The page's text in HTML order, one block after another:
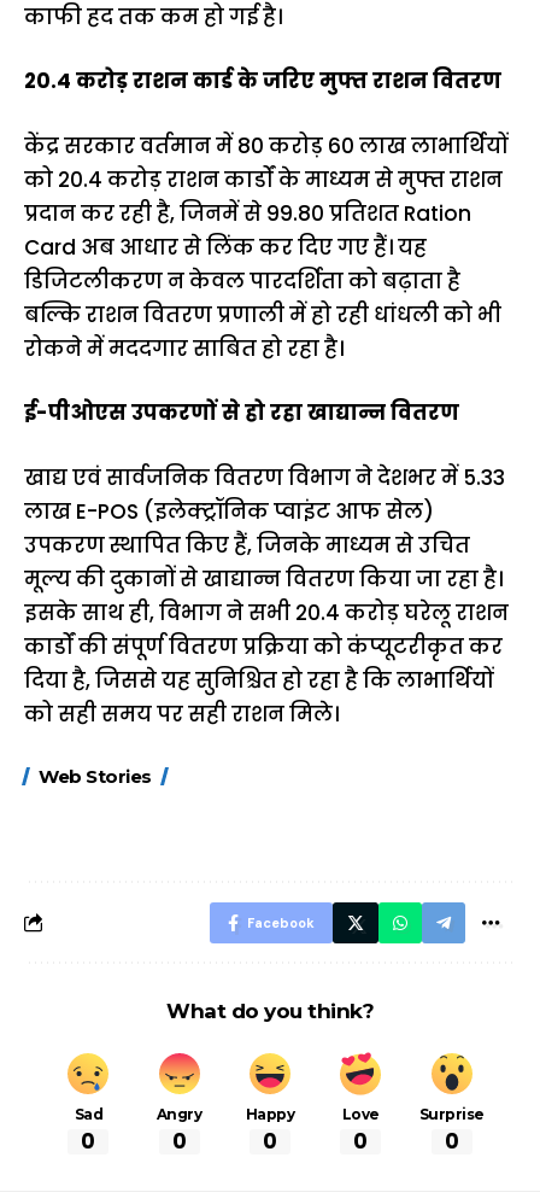
काफी हद तक कम हो गई है।
20.4 करोड़ राशन कार्ड के जरिए मुफ्त राशन वितरण
केंद्र सरकार वर्तमान में 80 करोड़ 60 लाख लाभार्थियों
को 20.4 करोड़ राशन कार्डों के माध्यम से मुफ्त राशन
प्रदान कर रही है, जिनमें से 99.80 प्रतिशत Ration
Card अब आधार से लिंक कर दिए गए हैं। यह
डिजिटलीकरण न केवल पारदर्शिता को बढ़ाता है
बल्कि राशन वितरण प्रणाली में हो रही धांधली को भी
रोकने में मददगार साबित हो रहा है।
ई-पीओएस उपकरणों से हो रहा खाद्यान्न वितरण
खाद्य एवं सार्वजनिक वितरण विभाग ने देशभर में 5.33
लाख E-POS (इलेक्ट्रॉनिक प्वाइंट आफ सेल)
उपकरण स्थापित किए हैं, जिनके माध्यम से उचित
मूल्य की दुकानों से खाद्यान्न वितरण किया जा रहा है।
इसके साथ ही, विभाग ने सभी 20.4 करोड़ घरेलू राशन
कार्डों की संपूर्ण वितरण प्रक्रिया को कंप्यूटरीकृत कर
दिया है, जिससे यह सुनिश्चित हो रहा है कि लाभार्थियों
को सही समय पर सही राशन मिले।
Web Stories
FASTag के ये नए
Facebook
What do you think?
Sad
0
Angry
0
Happy
0
Love
0
Surprise
0